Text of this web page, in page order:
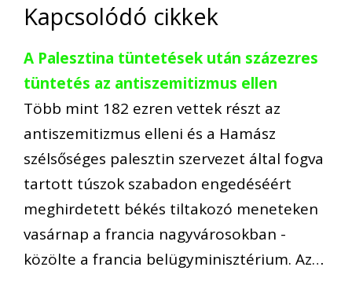
Kapcsolódó cikkek
A Palesztina tüntetések után százezres
tüntetés az antiszemitizmus ellen
Több mint 182 ezren vettek részt az
antiszemitizmus elleni és a Hamász
szélsőséges palesztin szervezet által fogva
tartott túszok szabadon engedéséért
meghirdetett békés tiltakozó meneteken
vasárnap a francia nagyvárosokban -
közölte a francia belügyminisztérium. Az…